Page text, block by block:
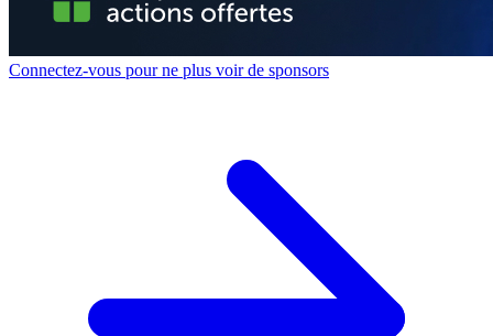
Connectez-vous pour ne plus voir de sponsors